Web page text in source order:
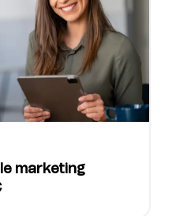
marketing